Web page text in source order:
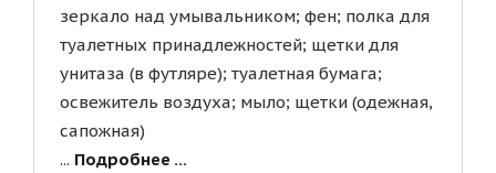
зеркало над умывальником; фен; полка для
туалетных принадлежностей; щетки для
унитаза (в футляре); туалетная бумага;
освежитель воздуха; мыло; щетки (одежная,
сапожная)
... Подробнее ...